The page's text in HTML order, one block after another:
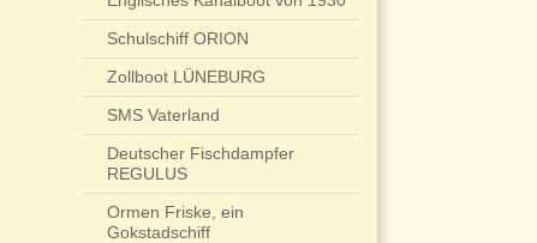
Schulschiff ORION
Zollboot LÜNEBURG
SMS Vaterland
Deutscher Fischdampfer
REGULUS
Ormen Friske, ein
Gokstadschiff